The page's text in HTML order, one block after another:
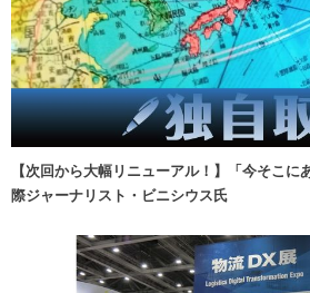
【次回から大幅リニューアル！】「今そこ
際ジャーナリスト・ビニシウス氏